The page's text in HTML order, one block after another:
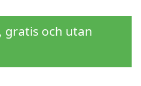
gratis och utan